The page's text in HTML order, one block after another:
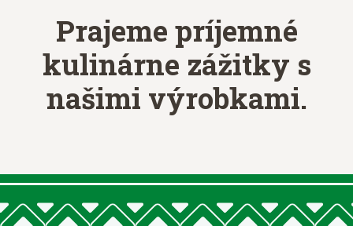
Prajeme príjemné
kulinárne zážitky s
našimi výrobkami.